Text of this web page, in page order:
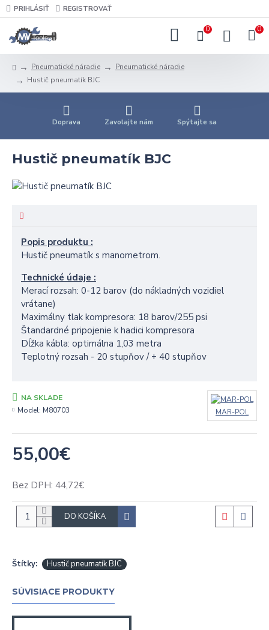
PRIHLÁSIŤ REGISTROVAŤ
0 0
Pneumatické náradie
Pneumatické náradie
Hustič pneumatík BJC
Doprava Zavolajte nám Spýtajte sa
Hustič pneumatík BJC
Popis produktu :
Hustič pneumatík s manometrom.
Technické údaje :
Merací rozsah: 0-12 barov (do nákladných vozidiel
vrátane)
Maximálny tlak kompresora: 18 barov/255 psi
Štandardné pripojenie k hadici kompresora
Dĺžka kábla: optimálna 1,03 metra
Teplotný rozsah - 20 stupňov / + 40 stupňov
55,00€
Bez DPH: 44,72€
NA SKLADE
Model: M80703 MAR-POL
DO KOŠÍKA
Štítky: Hustič pneumatík BJC
SÚVISIACE PRODUKTY